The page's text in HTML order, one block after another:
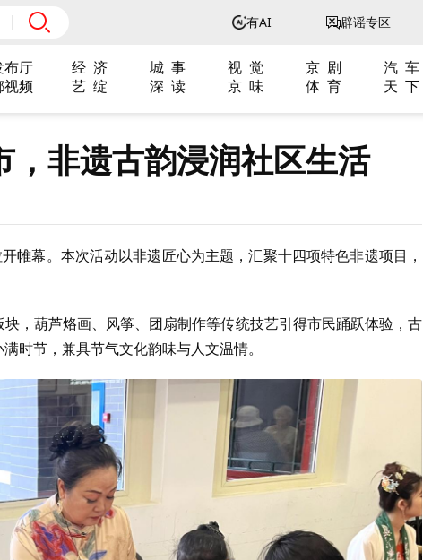
有AI 辟谣专区
布厅 经 济 城 事 视 觉 京 剧 汽 车
视频 艺 绽 深 读 京 味 体 育 天 下
非遗古韵浸润社区生活
帷幕。本次活动以非遗匠心为主题，汇聚十四项特色非遗项目，
，葫芦烙画、风筝、团扇制作等传统技艺引得市民踊跃体验，古
时节，兼具节气文化韵味与人文温情。